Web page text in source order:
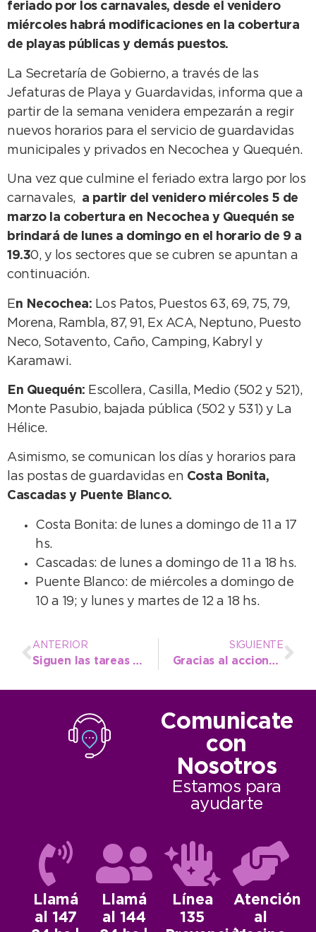
feriado por los carnavales, desde el venidero
miércoles habrá modificaciones en la cobertura
de playas públicas y demás puestos.
La Secretaría de Gobierno, a través de las
Jefaturas de Playa y Guardavidas, informa que a
partir de la semana venidera empezarán a regir
nuevos horarios para el servicio de guardavidas
municipales y privados en Necochea y Quequén.
Una vez que culmine el feriado extra largo por los
carnavales, a partir del venidero miércoles 5 de
marzo la cobertura en Necochea y Quequén se
brindará de lunes a domingo en el horario de 9 a
19.30, y los sectores que se cubren se apuntan a
continuación.
En Necochea: Los Patos, Puestos 63, 69, 75, 79,
Morena, Rambla, 87, 91, Ex ACA, Neptuno, Puesto
Neco, Sotavento, Caño, Camping, Kabryl y
Karamawi.
En Quequén: Escollera, Casilla, Medio (502 y 521),
Monte Pasubio, bajada pública (502 y 531) y La
Hélice.
Asimismo, se comunican los días y horarios para
las postas de guardavidas en Costa Bonita,
Cascadas y Puente Blanco.
Costa Bonita: de lunes a domingo de 11 a 17
hs.
Cascadas: de lunes a domingo de 11 a 18 hs.
Puente Blanco: de miércoles a domingo de
10 a 19; y lunes y martes de 12 a 18 hs.
ANTERIOR
Siguen las tareas de acondicionamiento del Teatro Municipal para su reapertura
SIGUIENTE
Gracias al accionar del COM y la policía se esclareció el robo de un celular en un local céntrico
Comunicate
con
Nosotros
Estamos para
ayudarte
Llamá
al 147
Llamá
al 144
Línea
135
Atención
al